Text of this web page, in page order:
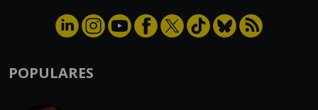
POPULARES